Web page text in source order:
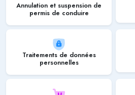
Annulation et suspension de
permis de conduire
Traitements de données
personnelles